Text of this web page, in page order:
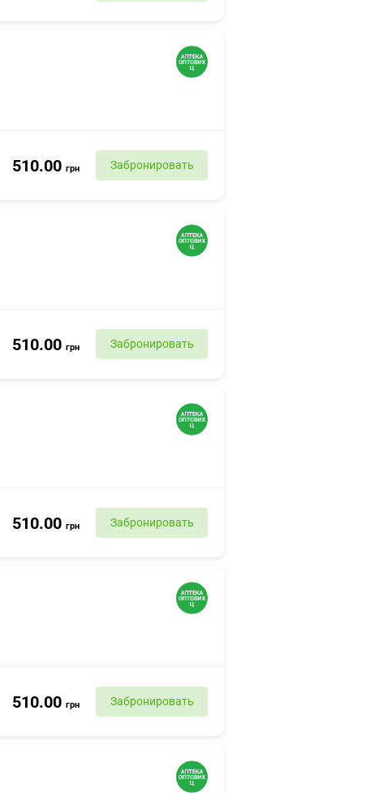
510.00 грн Забронировать
510.00 грн Забронировать
510.00 грн Забронировать
510.00 грн Забронировать